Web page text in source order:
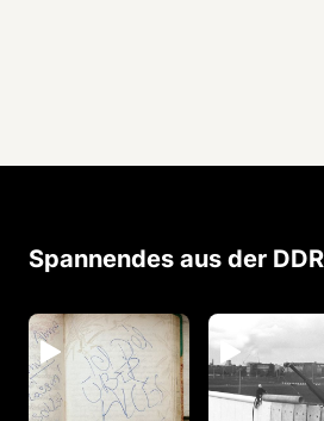
Spannendes aus der